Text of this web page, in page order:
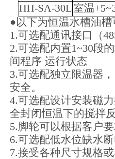
HH-SA-30L 室温
●以下为恒温水槽油
1.可选配通讯接口（
2.可选配内置1~30段
间程序 运行状态
3.可选配独立限温器
安全。
4.可选配设计安装磁
全封闭恒温下的搅拌反
5.脚轮可以根据客户
6.可选配低水位缺水
7.接受各种尺寸规格